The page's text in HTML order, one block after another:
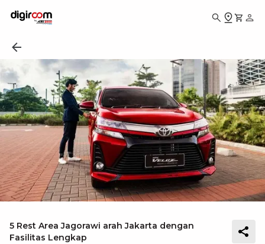
5 Rest Area Jagorawi arah Jakarta dengan
Fasilitas Lengkap